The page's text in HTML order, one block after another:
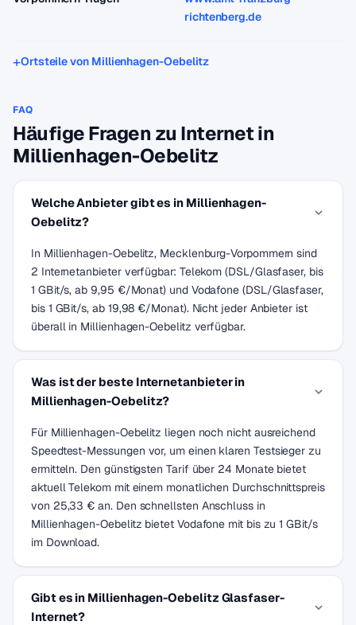
richtenberg.de
Ortsteile von Millienhagen-Oebelitz
FAQ
Häufige Fragen zu Internet in
Millienhagen-Oebelitz
Welche Anbieter gibt es in Millienhagen-
Oebelitz?
In Millienhagen-Oebelitz, Mecklenburg-Vorpommern sind
2 Internetanbieter verfügbar: Telekom (DSL/Glasfaser, bis
1 GBit/s, ab 9,95 €/Monat) und Vodafone (DSL/Glasfaser,
bis 1 GBit/s, ab 19,98 €/Monat). Nicht jeder Anbieter ist
überall in Millienhagen-Oebelitz verfügbar.
Was ist der beste Internetanbieter in
Millienhagen-Oebelitz?
Für Millienhagen-Oebelitz liegen noch nicht ausreichend
Speedtest-Messungen vor, um einen klaren Testsieger zu
ermitteln. Den günstigsten Tarif über 24 Monate bietet
aktuell Telekom mit einem monatlichen Durchschnittspreis
von 25,33 € an. Den schnellsten Anschluss in
Millienhagen-Oebelitz bietet Vodafone mit bis zu 1 GBit/s
im Download.
Gibt es in Millienhagen-Oebelitz Glasfaser-
Internet?